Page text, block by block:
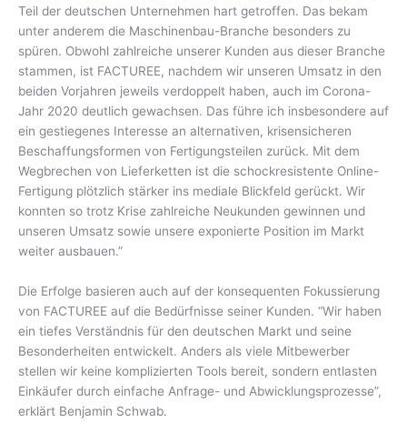
Teil der deutschen Unternehmen hart getroffen. Das bekam
unter anderem die Maschinenbau-Branche besonders zu
spüren. Obwohl zahlreiche unserer Kunden aus dieser Branche
stammen, ist FACTUREE, nachdem wir unseren Umsatz in den
beiden Vorjahren jeweils verdoppelt haben, auch im Corona-
Jahr 2020 deutlich gewachsen. Das führe ich insbesondere auf
ein gestiegenes Interesse an alternativen, krisensicheren
Beschaffungsformen von Fertigungsteilen zurück. Mit dem
Wegbrechen von Lieferketten ist die schockresistente Online-
Fertigung plötzlich stärker ins mediale Blickfeld gerückt. Wir
konnten so trotz Krise zahlreiche Neukunden gewinnen und
unseren Umsatz sowie unsere exponierte Position im Markt
weiter ausbauen.”
Die Erfolge basieren auch auf der konsequenten Fokussierung
von FACTUREE auf die Bedürfnisse seiner Kunden. “Wir haben
ein tiefes Verständnis für den deutschen Markt und seine
Besonderheiten entwickelt. Anders als viele Mitbewerber
stellen wir keine komplizierten Tools bereit, sondern entlasten
Einkäufer durch einfache Anfrage- und Abwicklungsprozesse”,
erklärt Benjamin Schwab.